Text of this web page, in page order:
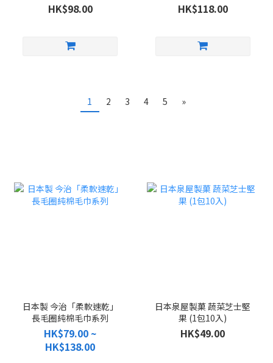
HK$98.00 HK$118.00
1 2 3 4 5 »
日本製 今治「柔軟速乾」
長毛圈純棉毛巾系列
HK$79.00 ~
HK$138.00
日本泉屋製菓 蔬菜芝士堅
果 (1包10入)
HK$49.00